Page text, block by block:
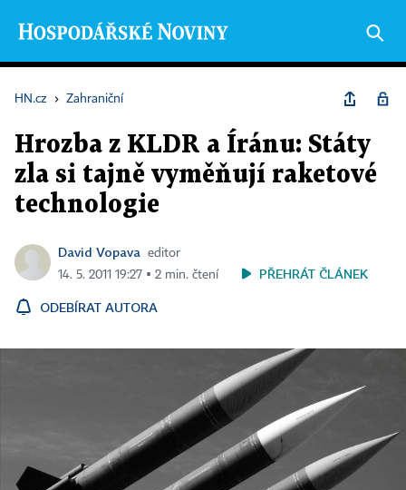
HN.cz › Zahraniční
Hrozba z KLDR a Íránu: Státy
zla si tajně vyměňují raketové
technologie
David Vopava
editor
14. 5. 2011 19:27 ▪ 2 min. čtení
PŘEHRÁT ČLÁNEK
ODEBÍRAT AUTORA